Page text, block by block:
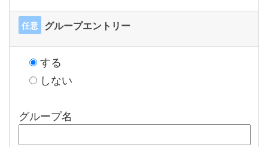
任意 グループエントリー
する
しない
グループ名